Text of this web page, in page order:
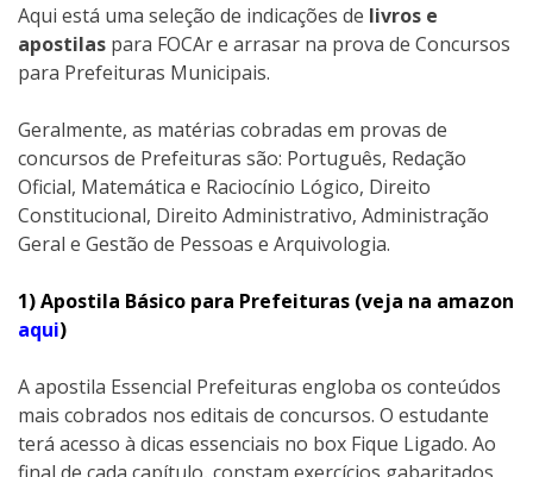
Aqui está uma seleção de indicações de livros e
apostilas para FOCAr e arrasar na prova de Concursos
para Prefeituras Municipais.
Geralmente, as matérias cobradas em provas de
concursos de Prefeituras são: Português, Redação
Oficial, Matemática e Raciocínio Lógico, Direito
Constitucional, Direito Administrativo, Administração
Geral e Gestão de Pessoas e Arquivologia.
1) Apostila Básico para Prefeituras (veja na amazon
aqui)
A apostila Essencial Prefeituras engloba os conteúdos
mais cobrados nos editais de concursos. O estudante
terá acesso à dicas essenciais no box Fique Ligado. Ao